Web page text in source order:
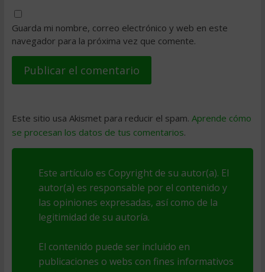
Guarda mi nombre, correo electrónico y web en este
navegador para la próxima vez que comente.
Este sitio usa Akismet para reducir el spam. Aprende cómo
se procesan los datos de tus comentarios.
Este artículo es Copyright de su autor(a). El
autor(a) es responsable por el contenido y
las opiniones expresadas, así como de la
legitimidad de su autoría.
El contenido puede ser incluido en
publicaciones o webs con fines informativos